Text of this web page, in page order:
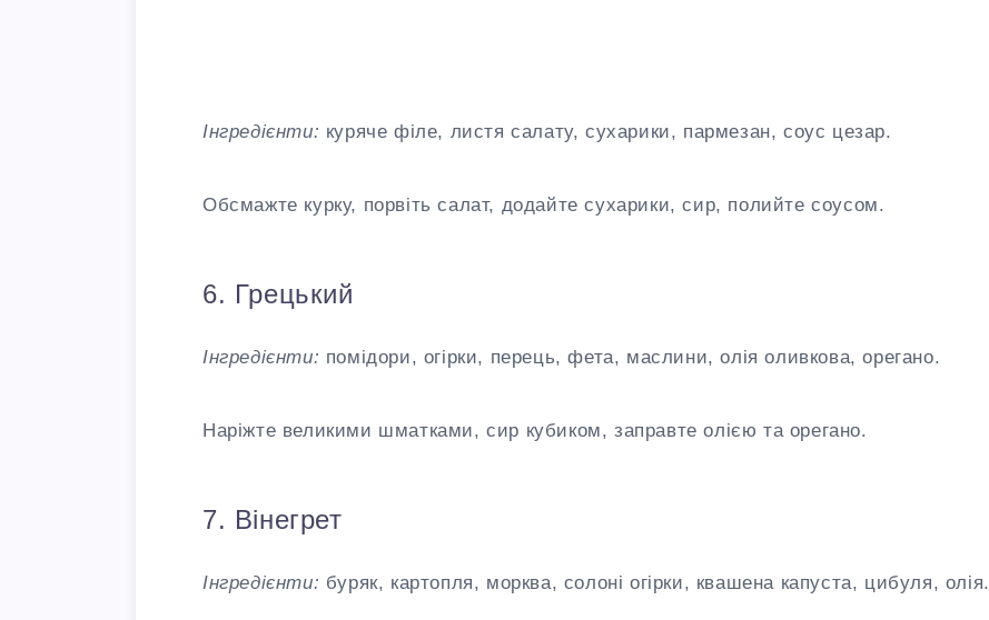
Інгредієнти: куряче філе, листя салату, сухарики, пармезан, соус цезар.
Обсмажте курку, порвіть салат, додайте сухарики, сир, полийте соусом.
6. Грецький
Інгредієнти: помідори, огірки, перець, фета, маслини, олія оливкова, орегано.
Наріжте великими шматками, сир кубиком, заправте олією та орегано.
7. Вінегрет
Інгредієнти: буряк, картопля, морква, солоні огірки, квашена капуста, цибуля, олія.